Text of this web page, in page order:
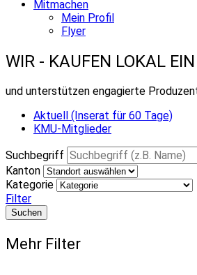
Mitmachen
Mein Profil
Flyer
WIR - KAUFEN LOKAL EIN
und unterstützen engagierte
Aktuell (Inserat für 60 Tage)
KMU-Mitglieder
Suchbegriff
Kanton
Kategorie
Filter
Suchen
Mehr Filter